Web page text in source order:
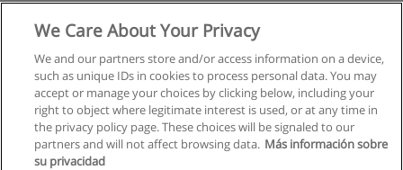
We Care About Your Privacy
We and our partners store and/or access information on a device,
such as unique IDs in cookies to process personal data. You may
accept or manage your choices by clicking below, including your
right to object where legitimate interest is used, or at any time in
the privacy policy page. These choices will be signaled to our
partners and will not affect browsing data. Más información sobre
su privacidad